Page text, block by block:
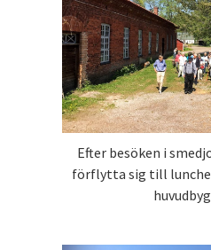
Efter besöken i
förflytta sig till